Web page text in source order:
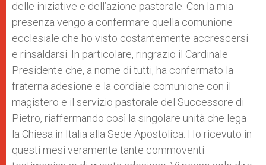
delle iniziative e dell’azione pastorale. Con la mia
presenza vengo a confermare quella comunione
ecclesiale che ho visto costantemente accrescersi
e rinsaldarsi. In particolare, ringrazio il Cardinale
Presidente che, a nome di tutti, ha confermato la
fraterna adesione e la cordiale comunione con il
magistero e il servizio pastorale del Successore di
Pietro, riaffermando così la singolare unità che lega
la Chiesa in Italia alla Sede Apostolica. Ho ricevuto in
questi mesi veramente tante commoventi